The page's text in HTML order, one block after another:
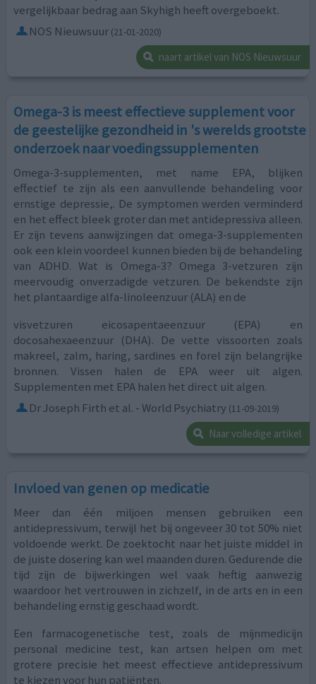
vergelijkbaar bedrag aan Skyhigh heeft overgeboekt.
NOS Nieuwsuur (21-01-2020)
naart artikel van NOS Nieuwsuur
Omega-3 is meest effectieve supplement voor
de geestelijke gezondheid in 's werelds grootste
onderzoek naar voedingssupplementen
Omega-3-supplementen, met name EPA, blijken
effectief te zijn als een aanvullende behandeling voor
ernstige depressie,. De symptomen werden verminderd
en het effect bleek groter dan met antidepressiva alleen.
Er zijn tevens aanwijzingen dat omega-3-supplementen
ook een klein voordeel kunnen bieden bij de behandeling
van ADHD. Wat is Omega-3? Omega 3-vetzuren zijn
meervoudig onverzadigde vetzuren. De bekendste zijn
het plantaardige alfa-linoleenzuur (ALA) en de
visvetzuren eicosapentaeenzuur (EPA) en
docosahexaeenzuur (DHA). De vette vissoorten zoals
makreel, zalm, haring, sardines en forel zijn belangrijke
bronnen. Vissen halen de EPA weer uit algen.
Supplementen met EPA halen het direct uit algen.
Dr Joseph Firth et al. - World Psychiatry (11-09-2019)
Naar volledige artikel
Invloed van genen op medicatie
Meer dan één miljoen mensen gebruiken een
antidepressivum, terwijl het bij ongeveer 30 tot 50% niet
voldoende werkt. De zoektocht naar het juiste middel in
de juiste dosering kan wel maanden duren. Gedurende die
tijd zijn de bijwerkingen wel vaak heftig aanwezig
waardoor het vertrouwen in zichzelf, in de arts en in een
behandeling ernstig geschaad wordt.
Een farmacogenetische test, zoals de mijnmedicijn
personal medicine test, kan artsen helpen om met
grotere precisie het meest effectieve antidepressivum
te kiezen voor hun patiënten.